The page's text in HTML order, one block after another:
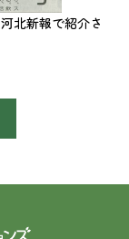
北新報で紹介さ